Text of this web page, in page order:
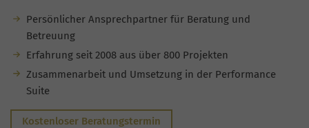
Persönlicher Ansprechpartner für Beratung und
Betreuung
Erfahrung seit 2008 aus über 800 Projekten
Zusammenarbeit und Umsetzung in der Performance
Suite
Kostenloser Beratungstermin